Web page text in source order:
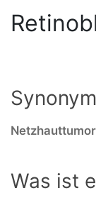
Netzhauttumor
Was ist